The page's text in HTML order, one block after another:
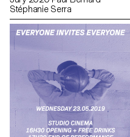
Stéphanie Serra